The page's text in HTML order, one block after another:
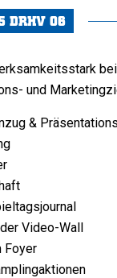
DRHV 06
und
&
Video-Wall
Foyer